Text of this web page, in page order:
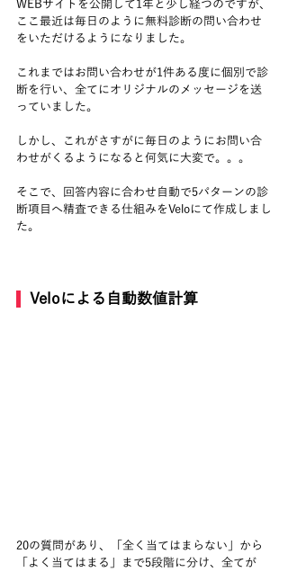
WEBサイトを公開して1年と少し経つのですが、
ここ最近は毎日のように無料診断の問い合わせ
をいただけるようになりました。
これまではお問い合わせが1件ある度に個別で診
断を行い、全てにオリジナルのメッセージを送
っていました。
しかし、これがさすがに毎日のようにお問い合
わせがくるようになると何気に大変で。。。
そこで、回答内容に合わせ自動で5パターンの診
断項目へ精査できる仕組みをVeloにて作成しまし
た。
  Veloによる自動数値計算
20の質問があり、「全く当てはまらない」から
「よく当てはまる」まで5段階に分け、全てが